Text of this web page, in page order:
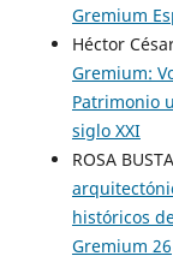
Gremium
Héctor
Gremium:
Patrimonio
siglo XXI
ROSA
históricos
Gremium 26